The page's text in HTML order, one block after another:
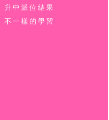
升中派位結果
不一樣的學習